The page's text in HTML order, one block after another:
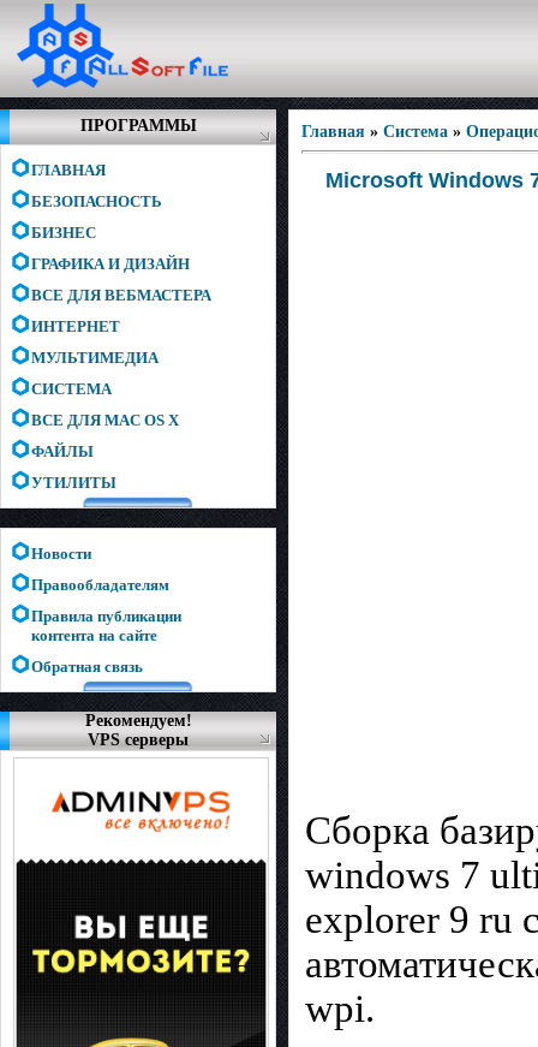
ПРОГРАММЫ
ГЛАВНАЯ
БЕЗОПАСНОСТЬ
БИЗНЕС
ГРАФИКА И ДИЗАЙН
ВСЕ ДЛЯ ВЕБМАСТЕРА
ИНТЕРНЕТ
МУЛЬТИМЕДИА
СИСТЕМА
ВСЕ ДЛЯ MAC OS X
ФАЙЛЫ
УТИЛИТЫ
Новости
Правообладателям
Правила публикации
контента на сайте
Обратная связь
Рекомендуем!
VPS серверы
Главная » Система »
Microsoft Windows
Cборка
windows 7
explorer 9 ru
wpi.